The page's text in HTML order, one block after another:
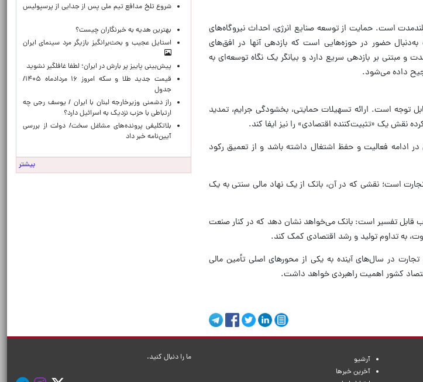
است. حمایت از توسعه صنایع انرژی، احداث نیروگاه‌های
حضور در حوزه‌هایی است که بازدهی آنها در افق‌های
و مبتنی بر بازدهی سریع دارد و بیانگر یک نگاه توسعه‌ای به
داده می‌شود.
توجه است. ارائه تسهیلات حمایتی، بخشودگی جرایم، تمدید
یک «تثبیت‌کننده اقتصادی» را نیز ایفا کند.
ادامه فعالیت و حفظ اشتغال داشته باشد و از تعمیق رکود
است؛ نقشی که در آن، بانک از یک نهاد مالی سنتی به یک
قابل تفسیر است: بانک می‌خواهد نشان دهد که در کنار صنعت
به تداوم تولید و رشد اقتصادی کمک کند.
در سال‌های آینده به یکی از محور‌های اصلی تأمین مالی
کشور اهمیت راهبردی خواهد داشت.
شروع تلخ مدافع تیم ملی پس از جدایی از پرسپولیس
بهترین هدیه به خبرنگاران چیست؟
استایل عجیب و بحث‌برانگیز بازیگر مرد سینمای ایران
پیش‌بینی پاییز پر بارش در ایران؛ لطفا غافلگیر نشوید
قیمت جدید طلا و سکه امروز ۱۶ مردادماه ۱۴۰۵/
جدول
راز دشمنی وزیرخارجه لبنان با ایران / یوسف رجی چه
ارتباطی با حزب نزدیک به اسرائیل دارد؟
بلاتکلیفی پرونده‌های مشاغل سخت/ دولت از بررسی
آیین‌نامه خبر داد
بیشتر
آرشیو
آخرین خبرها
ما را دنبال کنید.